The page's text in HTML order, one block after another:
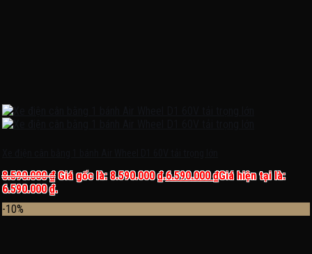
8.590.000₫ Giá gốc là: 8.590.000 ₫.6.590.000₫Giá hiện tại là:
6.590.000 ₫.
-10%